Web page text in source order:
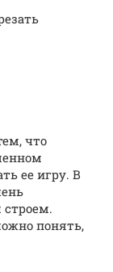
что
ее игру. В
понять,